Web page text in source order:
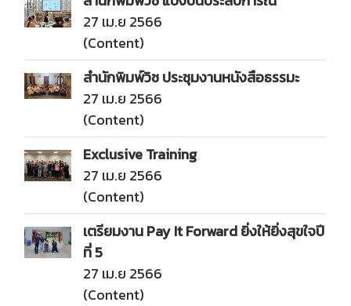
27 เม.ย 2566
(Content)
สำนักพิมพ์วิช ประชุมงานหนังสือธรรมะ
27 เม.ย 2566
(Content)
Exclusive Training
27 เม.ย 2566
(Content)
เตรียมงาน Pay It Forward ยิ่งให้ยิ่งสุขใจปี
ที่ 5
27 เม.ย 2566
(Content)